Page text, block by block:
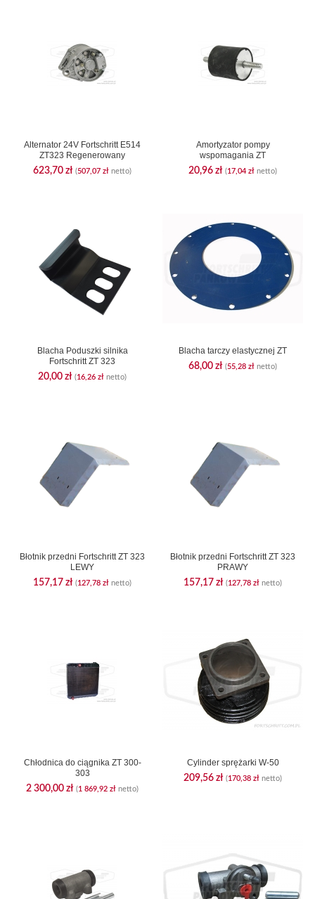
Alternator 24V Fortschritt E514
ZT323 Regenerowany
623,70 zł (507,07 zł netto)
Amortyzator pompy
wspomagania ZT
20,96 zł (17,04 zł netto)
Blacha Poduszki silnika
Fortschritt ZT 323
20,00 zł (16,26 zł netto)
Blacha tarczy elastycznej ZT
68,00 zł (55,28 zł netto)
Błotnik przedni Fortschritt ZT 323
LEWY
157,17 zł (127,78 zł netto)
Błotnik przedni Fortschritt ZT 323
PRAWY
157,17 zł (127,78 zł netto)
Chłodnica do ciągnika ZT 300-
303
2 300,00 zł (1 869,92 zł netto)
Cylinder sprężarki W-50
209,56 zł (170,38 zł netto)